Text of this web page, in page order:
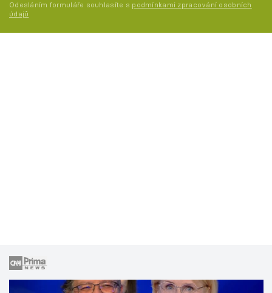
Odesláním formuláře souhlasíte s podmínkami zpracování osobních
údajů